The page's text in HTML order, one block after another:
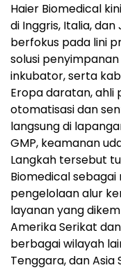
Haier Biomedical
di Inggris, Italia,
berfokus pada lini
solusi
inkubator, serta
Eropa daratan, ahli
otomatisasi dan
langsung di
GMP, keamanan
Langkah tersebut
Biomedical
pengelolaan alur
layanan yang
Amerika Serikat
berbagai wilayah
Tenggara, dan Asia